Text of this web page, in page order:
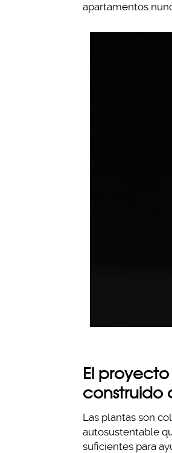
apartamentos
El
construido
Las plantas son
autosustentable
suficientes para